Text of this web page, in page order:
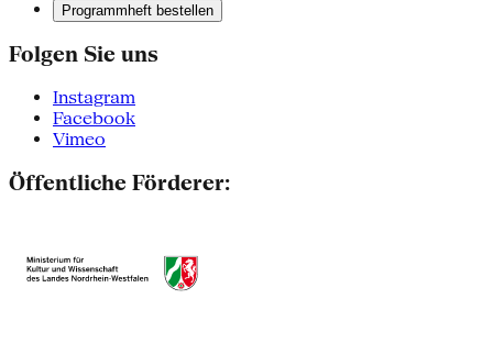
Programmheft bestellen
Folgen Sie uns
Instagram
Facebook
Vimeo
Öffentliche Förderer: